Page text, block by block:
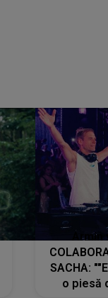
SACHA:
o piesă